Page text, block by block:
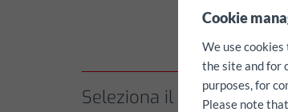
Seleziona il periodo di
Cookie
We use
the site and for
purposes, for
Please note